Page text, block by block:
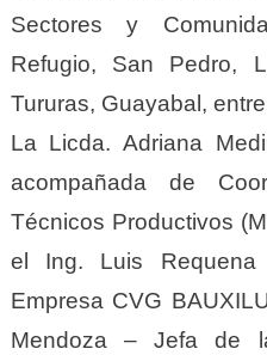
Sectores y
Refugio, San Pedro,
Tururas, Guayabal,
La Licda. Adriana
acompañada de
Técnicos Productivos
el Ing. Luis
Empresa CVG
Mendoza – Jefa de